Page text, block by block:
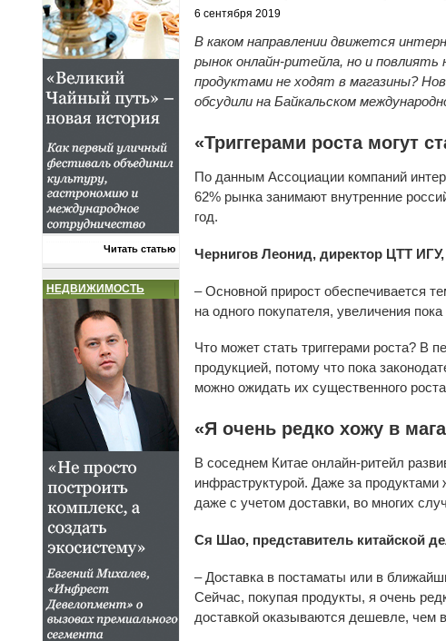
Читать статью
НЕДВИЖИМОСТЬ
6 сентября 2019
В каком направлении движется
рынок онлайн-ритейла, но и
продуктами не ходят в магазины?
обсудили на Байкальском
«Триггерами роста могут
По данным Ассоциации компаний
62% рынка занимают внутренние
год.
Чернигов Леонид, директор ЦТТ
– Основной прирост обеспечивается
на одного покупателя, увеличения
Что может стать триггерами роста? В
продукцией, потому что пока
можно ожидать их существенного
«Я очень редко хожу в
В соседнем Китае онлайн-ритейл
инфраструктурой. Даже за
даже с учетом доставки, во многих
Ся Шао, представитель китайской
– Доставка в постаматы или в
Сейчас, покупая продукты, я очень
доставкой оказываются дешевле, чем